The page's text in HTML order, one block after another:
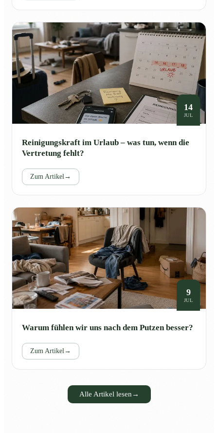
14
JUL
Reinigungskraft im Urlaub – was tun, wenn die
Vertretung fehlt?
Zum Artikel→
9
JUL
Warum fühlen wir uns nach dem Putzen besser?
Zum Artikel→
Alle Artikel lesen →